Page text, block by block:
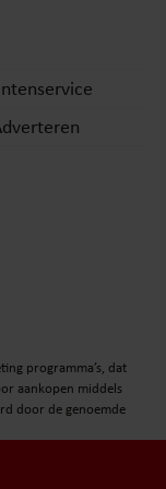
analyse. Deze
die ze hebben
hun services. U
programma’s, dat
aankopen middels
door de genoemde